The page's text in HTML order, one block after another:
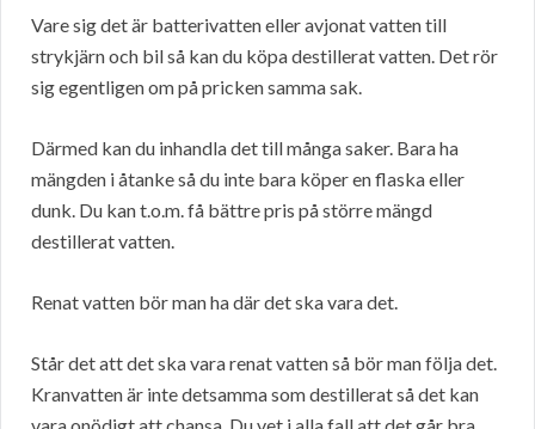
Vare sig det är batterivatten eller avjonat vatten till
strykjärn och bil så kan du köpa destillerat vatten. Det rör
sig egentligen om på pricken samma sak.
Därmed kan du inhandla det till många saker. Bara ha
mängden i åtanke så du inte bara köper en flaska eller
dunk. Du kan t.o.m. få bättre pris på större mängd
destillerat vatten.
Renat vatten bör man ha där det ska vara det.
Står det att det ska vara renat vatten så bör man följa det.
Kranvatten är inte detsamma som destillerat så det kan
vara onödigt att chansa. Du vet i alla fall att det går bra